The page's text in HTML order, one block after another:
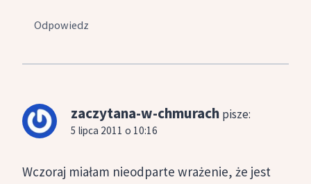
Odpowiedz
zaczytana-w-chmurach pisze:
5 lipca 2011 o 10:16
Wczoraj miałam nieodparte wrażenie, że jest